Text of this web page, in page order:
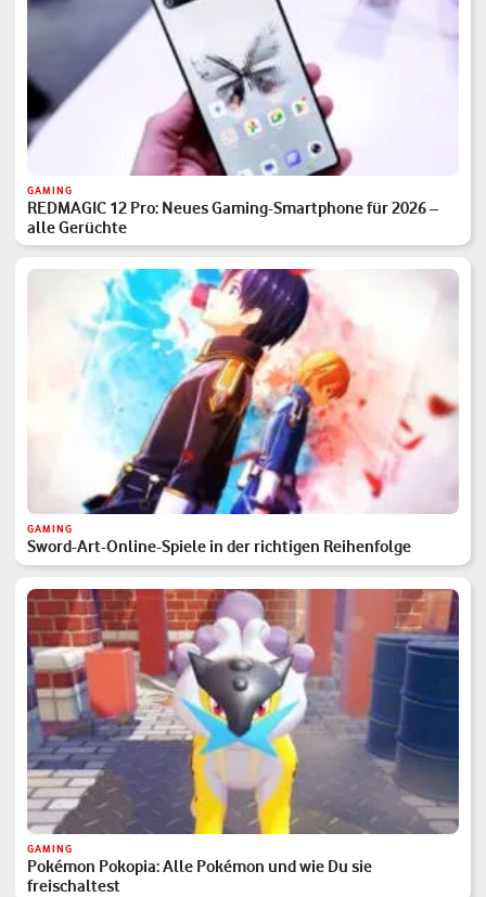
GAMING
REDMAGIC 12 Pro: Neues Gaming-Smartphone für 2026 –
alle Gerüchte
GAMING
Sword-Art-Online-Spiele in der richtigen Reihenfolge
GAMING
Pokémon Pokopia: Alle Pokémon und wie Du sie
freischaltest